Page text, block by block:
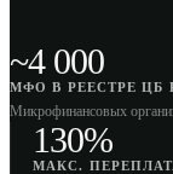
~4 000
МФО В РЕЕСТРЕ ЦБ
Микрофинансовых
130%
МАКС.